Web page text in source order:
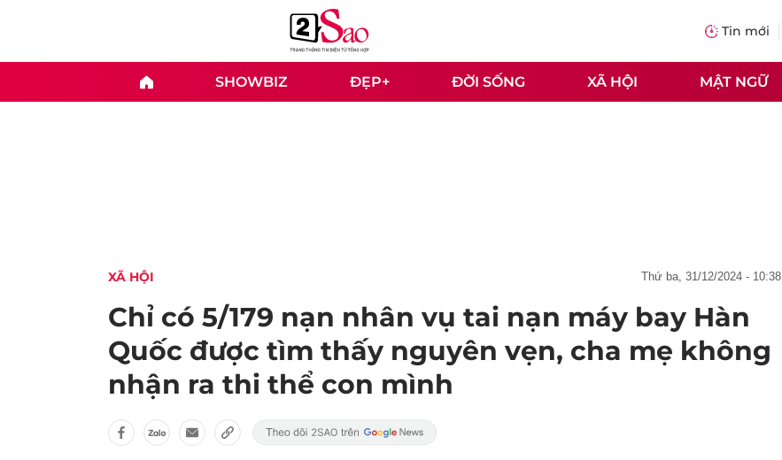
Tin mới
SHOWBIZ ĐẸP+ ĐỜI SỐNG XÃ HỘI MẬT NGỮ
XÃ HỘI thứ ba, 31/12/2024 - 10:38
Chỉ có 5/179 nạn nhân vụ tai nạn máy bay Hàn
Quốc được tìm thấy nguyên vẹn, cha mẹ không
nhận ra thi thể con mình